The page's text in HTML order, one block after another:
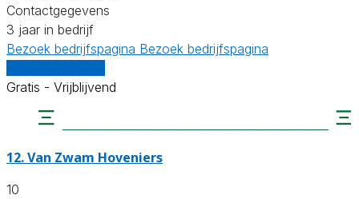
Contactgegevens
3 jaar in bedrijf
Bezoek bedrijfspagina Bezoek bedrijfspagina
Gratis - Vrijblijvend
12.Van Zwam Hoveniers
10